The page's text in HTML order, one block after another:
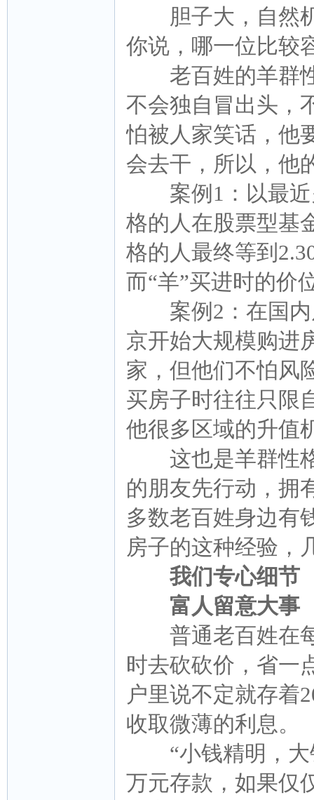
胆子大，自然机
你说，哪一位比较
老百姓的羊群性
不会独自冒出头，
怕被人家笑话，他
会去干，所以，他
案例1：以最近
格的人在股票型基
格的人最终等到
而“羊”买进时的价
案例2：在国内
京开始大规模购进
家，但他们不怕风
买房子时往往只限
他很多区域的升值
这也是羊群性格
的朋友先行动，拥
多数老百姓身边有
房子的这种经验，
我们专心细节
富人留意大事
普通老百姓在每
时去砍砍价，省
户里说不定就存
收取微薄的利息。
“小钱精明，大
万元存款，如果仅